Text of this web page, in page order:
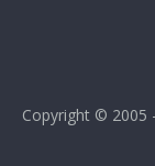
Copyright © 2005